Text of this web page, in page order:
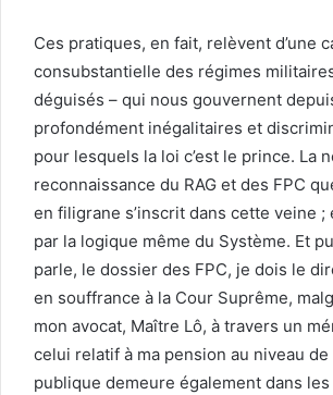
Ces pratiques, en fait, relèvent d’une
consubstantielle des régimes
déguisés – qui nous gouvernent
profondément inégalitaires et
pour lesquels la loi c’est le prince. La
reconnaissance du RAG et des FPC
en filigrane s’inscrit dans cette veine ;
par la logique même du Système. Et
parle, le dossier des FPC, je dois le
en souffrance à la Cour Suprême,
mon avocat, Maître Lô, à travers un
celui relatif à ma pension au niveau
publique demeure également dans